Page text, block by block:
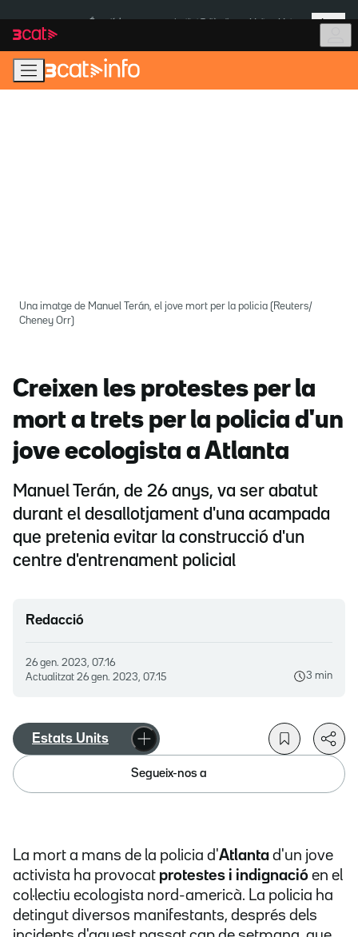
navegació
principal
contingut
Més
Una imatge de Manuel Terán, el jove mort per la policia (Reuters/
Cheney Orr)
Creixen les protestes per la
mort a trets per la policia d'un
jove ecologista a Atlanta
Manuel Terán, de 26 anys, va ser abatut
durant el desallotjament d'una acampada
que pretenia evitar la construcció d'un
centre d'entrenament policial
Redacció
26 gen. 2023, 07.16
Actualitzat 26 gen. 2023, 07.15 3 min
Estats Units
Segueix-nos a
La mort a mans de la policia d'Atlanta d'un jove
activista ha provocat protestes i indignació en el
col·lectiu ecologista nord-americà. La policia ha
detingut diversos manifestants, després dels